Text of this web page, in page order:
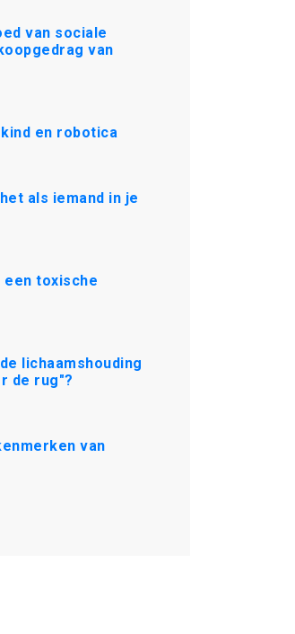
van sociale
van
en robotica
als iemand in je
een toxische
lichaamshouding
de rug"?
van